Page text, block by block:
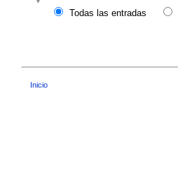
Todas las entradas
Inicio